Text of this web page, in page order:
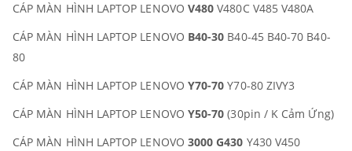
CÁP MÀN HÌNH LAPTOP LENOVO V480 V480C V485 V480A
CÁP MÀN HÌNH LAPTOP LENOVO B40-30 B40-45 B40-70 B40-
80
CÁP MÀN HÌNH LAPTOP LENOVO Y70-70 Y70-80 ZIVY3
CÁP MÀN HÌNH LAPTOP LENOVO Y50-70 (30pin / K Cảm Ứng)
CÁP MÀN HÌNH LAPTOP LENOVO 3000 G430 Y430 V450